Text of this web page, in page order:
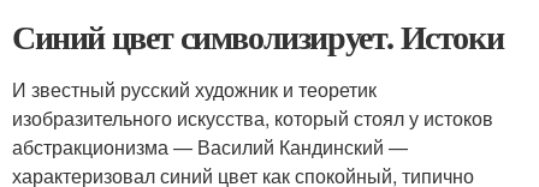
Синий цвет символизирует. Истоки
И звестный русский художник и теоретик
изобразительного искусства, который стоял у истоков
абстракционизма — Василий Кандинский —
характеризовал синий цвет как спокойный, типично